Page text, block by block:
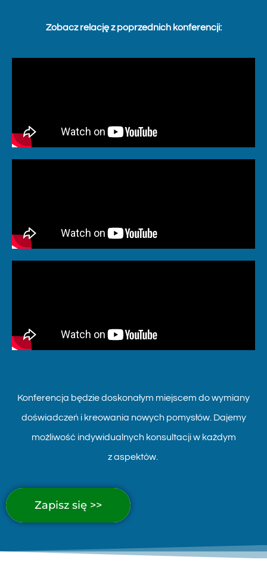
Zobacz relację z poprzednich konferencji:
Konferencja będzie doskonałym miejscem do wymiany
doświadczeń i kreowania nowych pomysłów. Dajemy
możliwość indywidualnych konsultacji w każdym
z aspektów.
Zapisz się >>